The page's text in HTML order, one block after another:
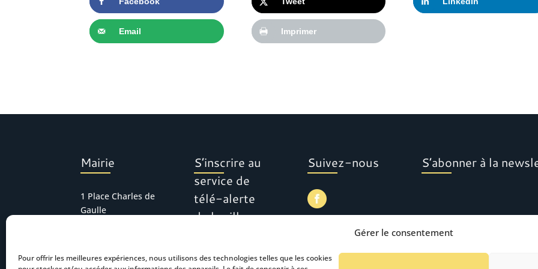
Gérer le consentement
Pour offrir les meilleures expériences, nous utilisons des technologies telles que les cookies
Email Imprimer
Mairie
1 Place Charles de
Gaulle
mairie.accueil@bel
S’inscrire au
service de
télé-alerte
de la ville
Suivez-nous S’abonner à la